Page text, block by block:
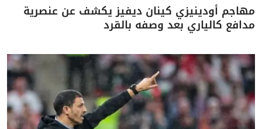
مهاجم أودينيزي كينان ديفيز يكشف عن عنصرية
مدافع كالياري بعد وصفه بالقرد